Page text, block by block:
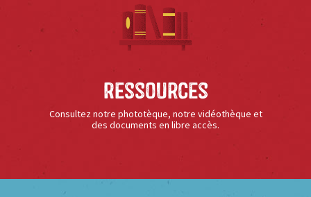
Ressources
Consultez notre phototèque, notre vidéothèque et
des documents en libre accès.